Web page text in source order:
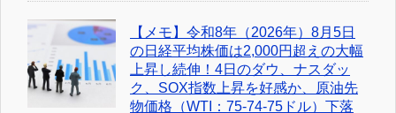
【メモ】令和8年（2026年）8月5日
の日経平均株価は2,000円超えの大幅
上昇し続伸！4日のダウ、ナスダッ
ク、SOX指数上昇を好感か、原油先
物価格（WTI：75-74-75ドル）下落